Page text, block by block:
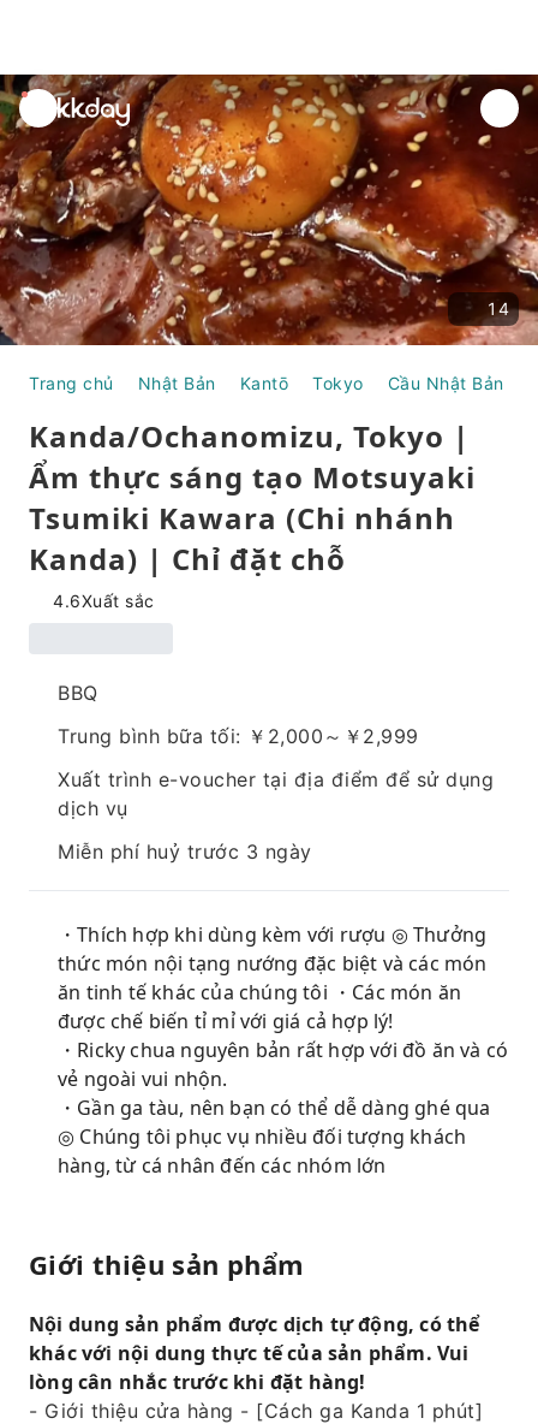
unread
notifications
14
Trang chủ Nhật Bản Kantō Tokyo Cầu Nhật Bản Mới
Kanda/Ochanomizu, Tokyo |
Ẩm thực sáng tạo Motsuyaki
Tsumiki Kawara (Chi nhánh
Kanda) | Chỉ đặt chỗ
4.6Xuất sắc
BBQ
Trung bình bữa tối: ￥2,000～￥2,999
Xuất trình e-voucher tại địa điểm để sử dụng
dịch vụ
Miễn phí huỷ trước 3 ngày
・Thích hợp khi dùng kèm với rượu ◎ Thưởng
thức món nội tạng nướng đặc biệt và các món
ăn tinh tế khác của chúng tôi ・Các món ăn
được chế biến tỉ mỉ với giá cả hợp lý!
・Ricky chua nguyên bản rất hợp với đồ ăn và có
vẻ ngoài vui nhộn.
・Gần ga tàu, nên bạn có thể dễ dàng ghé qua
◎ Chúng tôi phục vụ nhiều đối tượng khách
hàng, từ cá nhân đến các nhóm lớn
Giới thiệu sản phẩm
Nội dung sản phẩm được dịch tự động, có thể
khác với nội dung thực tế của sản phẩm. Vui
lòng cân nhắc trước khi đặt hàng!
- Giới thiệu cửa hàng - [Cách ga Kanda 1 phút]